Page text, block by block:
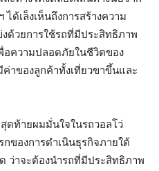
ด้เล็งเห็นถึงการสร้างความ
ด้วยการใช้รถที่มีประสิทธิภาพ
อความปลอดภัยในชีวิตของ
าของลูกค้าทั้งเที่ยวขาขึ้นและ
ดท้ายผมมั่นใจในรถวอลโว่
ของการดำเนินธุรกิจภายใต้
ว่าจะต้องนำรถที่มีประสิทธิภาพ